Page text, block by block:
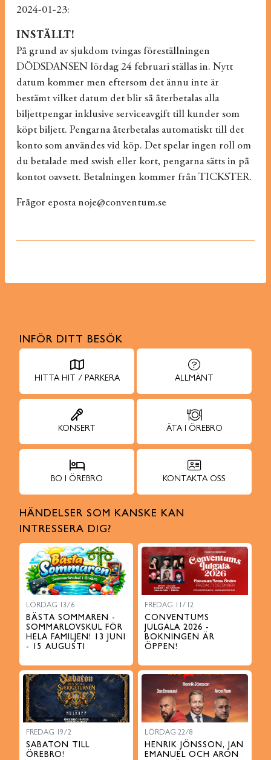
2024-01-23:
INSTÄLLT!
På grund av sjukdom tvingas föreställningen
DÖDSDANSEN lördag 24 februari ställas in. Nytt
datum kommer men eftersom det ännu inte är
bestämt vilket datum det blir så återbetalas alla
biljettpengar inklusive serviceavgift till kunder som
köpt biljett. Pengarna återbetalas automatiskt till det
konto som användes vid köp. Det spelar ingen roll om
du betalade med swish eller kort, pengarna sätts in på
kontot oavsett. Betalningen kommer från TICKSTER.
Frågor eposta noje@conventum.se
INFÖR DITT BESÖK
HITTA HIT / PARKERA ALLMÄNT
KONSERT ÄTA I ÖREBRO
BO I ÖREBRO KONTAKTA OSS
HÄNDELSER SOM KANSKE KAN
INTRESSERA DIG?
LÖRDAG 13/6
BÄSTA SOMMAREN -
SOMMARLOVSKUL FÖR
HELA FAMILJEN! 13 JUNI
- 15 AUGUSTI
FREDAG 11/12
CONVENTUMS
JULGALA 2026 -
BOKNINGEN ÄR
ÖPPEN!
FREDAG 19/2
SABATON TILL
ÖREBRO!
LÖRDAG 22/8
HENRIK JÖNSSON, JAN
EMANUEL OCH ARON